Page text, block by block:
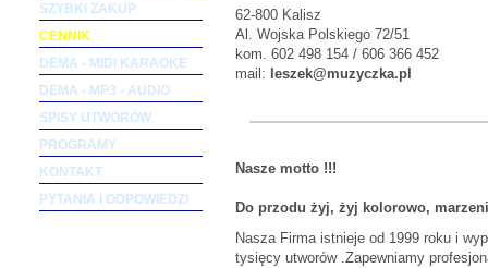
62-800 Kalisz
Al. Wojska Polskiego 72/51
kom. 602 498 154 / 606 366 452
mail: leszek@muzyczka.pl
Nasze motto !!!
Do przodu żyj, żyj kolorowo,
Nasza Firma istnieje od 1999 roku i
tysięcy utworów .Zapewniamy
SZYBKI ZAKUP
CENNIK
DEMA - MIDI KARAOKE
DEMA - MP3 - AUDIO
SPISY UTWORÓW
PROGRAMY
KONTAKT
PYTANIA I ODPOWIEDZI